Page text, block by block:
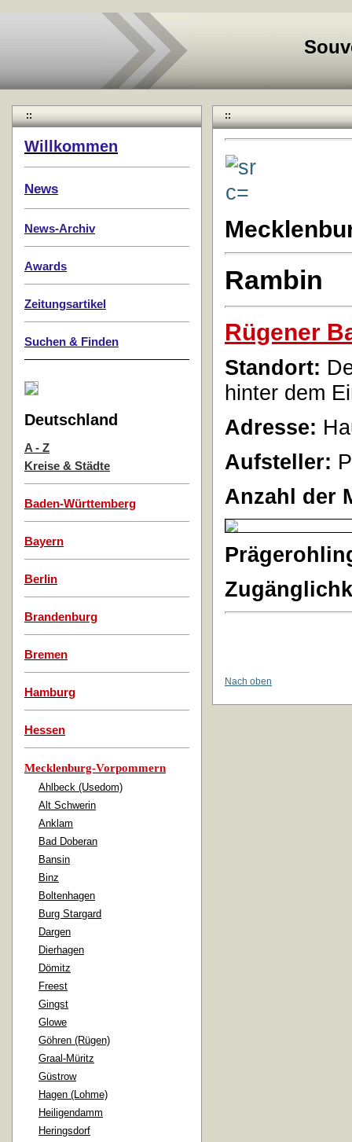
::
Willkommen
News
News-Archiv
Awards
Zeitungsartikel
Suchen & Finden
Deutschland
A - Z
Kreise & Städte
Baden-Württemberg
Bayern
Berlin
Brandenburg
Bremen
Hamburg
Hessen
Mecklenburg-Vorpommern
Ahlbeck (Usedom)
Alt Schwerin
Anklam
Bad Doberan
Bansin
Binz
Boltenhagen
Burg Stargard
Dargen
Dierhagen
Dömitz
Freest
Gingst
Glowe
Göhren (Rügen)
Graal-Müritz
Güstrow
Hagen (Lohme)
Heiligendamm
Heringsdorf
::
Rambin
Rügener
Standort:
hinter dem
Adresse:
Aufsteller:
Anzahl der
Nach oben